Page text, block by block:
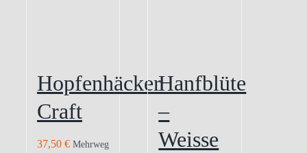
Hopfenhäcker
Craft
37,50 € Mehrweg
Hanfblüte
–
Weisse